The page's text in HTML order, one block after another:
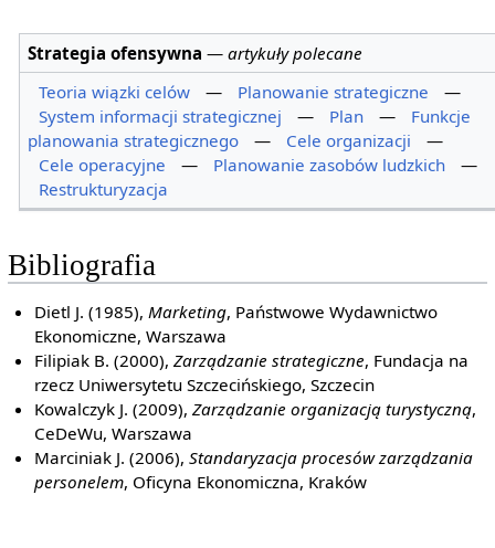
Strategia ofensywna —artykuły polecane
Teoria wiązki celów
— Planowanie strategiczne
—
System informacji strategicznej
— Plan —
Funkcje
planowania strategicznego
— Cele organizacji
—
Cele operacyjne
— Planowanie zasobów ludzkich
—
Restrukturyzacja
Bibliografia
Dietl J. (1985), Marketing, Państwowe Wydawnictwo
Ekonomiczne, Warszawa
Filipiak B. (2000),Zarządzanie strategiczne, Fundacja na
rzecz Uniwersytetu Szczecińskiego, Szczecin
Kowalczyk J. (2009),Zarządzanie organizacją turystyczną,
CeDeWu, Warszawa
Marciniak J. (2006),Standaryzacja procesów zarządzania
personelem, Oficyna Ekonomiczna, Kraków